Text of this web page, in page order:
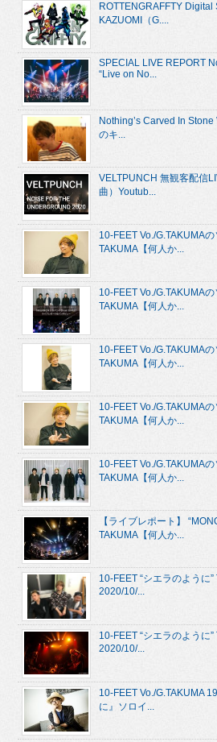
ROTTENGRAFFTY Digital
KAZUOMI（G....
SPECIAL LIVE REPORT
“Live on No...
Nothing’s Carved In
のキ...
VELTPUNCH 無観客配信
曲）Youtub...
10-FEET Vo./G.TAKUMAの
TAKUMA【何人か...
10-FEET Vo./G.TAKUMAの
TAKUMA【何人か...
10-FEET Vo./G.TAKUMAの
TAKUMA【何人か...
10-FEET Vo./G.TAKUMAの
TAKUMA【何人か...
10-FEET Vo./G.TAKUMAの
TAKUMA【何人か...
【ライブレポート】
TAKUMA【何人か...
10-FEET “シエラのように
2020/10/...
10-FEET “シエラのように
2020/10/...
10-FEET Vo./G.TAKUMA
に』ソロイ...